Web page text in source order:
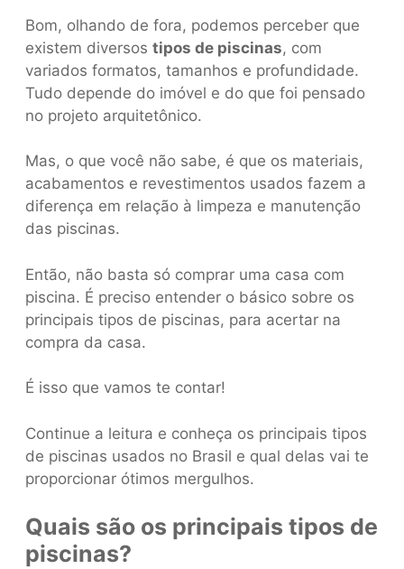
Bom, olhando de fora, podemos perceber que
existem diversos tipos de piscinas, com
variados formatos, tamanhos e profundidade.
Tudo depende do imóvel e do que foi pensado
no projeto arquitetônico.
Mas, o que você não sabe, é que os materiais,
acabamentos e revestimentos usados fazem a
diferença em relação à limpeza e manutenção
das piscinas.
Então, não basta só comprar uma casa com
piscina. É preciso entender o básico sobre os
principais tipos de piscinas, para acertar na
compra da casa.
É isso que vamos te contar!
Continue a leitura e conheça os principais tipos
de piscinas usados no Brasil e qual delas vai te
proporcionar ótimos mergulhos.
Quais são os principais tipos de
piscinas?